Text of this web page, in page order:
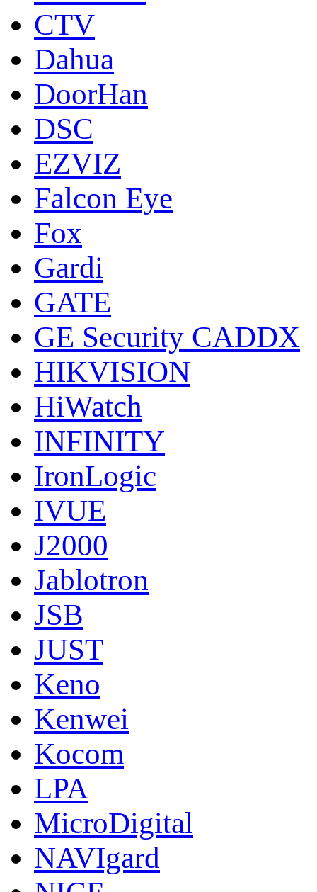
CTV
Dahua
DoorНan
DSC
EZVIZ
Falcon Eye
Fox
Gardi
GATE
GE Security CADDX
HIKVISION
HiWatch
INFINITY
IronLogic
IVUE
J2000
Jablotron
JSB
JUST
Keno
Kenwei
Kocom
LPA
MicroDigital
NAVIgard